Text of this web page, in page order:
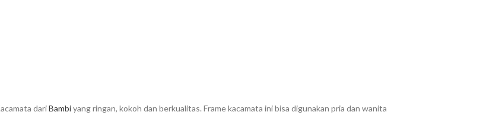
dariBambiyang ringan, kokoh dan berkualitas. Frame kacamata ini bisa digunakan pria dan wanita